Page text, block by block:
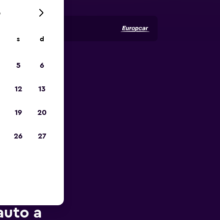
a
s d
5 6
12 13
19 20
26 27